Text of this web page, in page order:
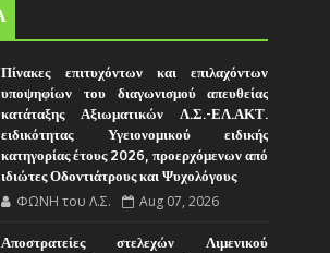
Πίνακες επιτυχόντων και επιλαχόντων
υποψηφίων του διαγωνισμού απευθείας
κατάταξης Αξιωματικών Λ.Σ.-ΕΛ.ΑΚΤ.
ειδικότητας Υγειονομικού ειδικής
κατηγορίας έτους 2026, προερχόμενων από
ιδιώτες Οδοντιάτρους και Ψυχολόγους
ΦΩΝΗ του Λ.Σ. Aug 07, 2026
Αποστρατείες στελεχών Λιμενικού